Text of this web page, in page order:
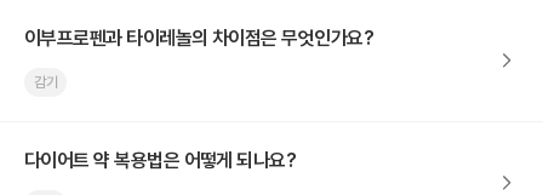
이부프로펜과 타이레놀의 차이점은 무엇인가요?
감기
다이어트 약 복용법은 어떻게 되나요?